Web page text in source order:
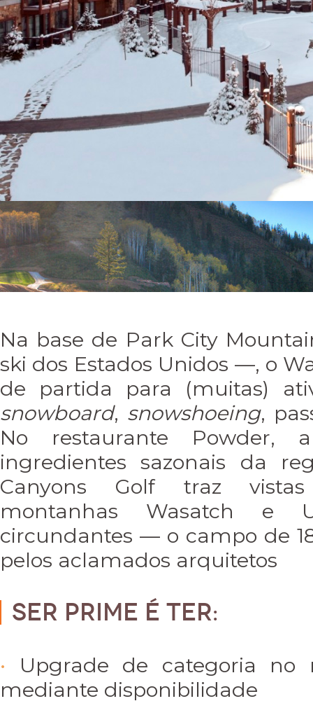
Na base de Park City
ski dos Estados Unidos —, o
de partida para (muitas)
snowboard, snowshoeing,
No restaurante Powder,
ingredientes sazonais da
Canyons Golf traz
montanhas Wasatch e
circundantes — o campo de
pelos aclamados arquitetos
Ser Prime é ter:
Upgrade de categoria no
mediante disponibilidade